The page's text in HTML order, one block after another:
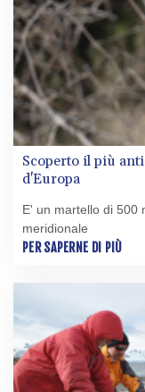
Scoperto il più
d'Europa
E' un martello di 500
meridionale
PER SAPERNE DI PIÙ